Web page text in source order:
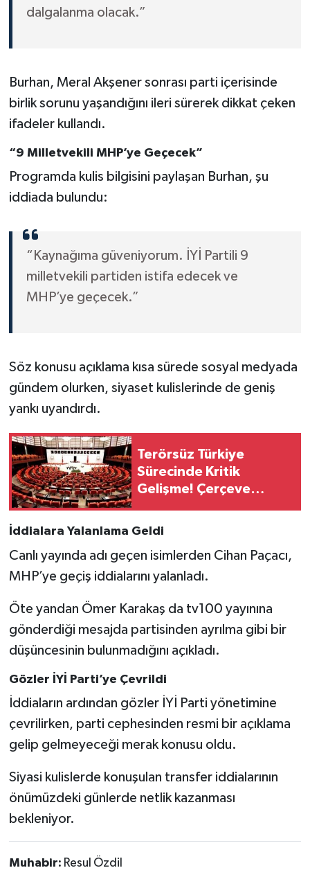
dalgalanma olacak.”
Burhan, Meral Akşener sonrası parti içerisinde
birlik sorunu yaşandığını ileri sürerek dikkat çeken
ifadeler kullandı.
“9 Milletvekili MHP’ye Geçecek”
Programda kulis bilgisini paylaşan Burhan, şu
iddiada bulundu:
“Kaynağıma güveniyorum. İYİ Partili 9
milletvekili partiden istifa edecek ve
MHP’ye geçecek.”
Söz konusu açıklama kısa sürede sosyal medyada
gündem olurken, siyaset kulislerinde de geniş
yankı uyandırdı.
Terörsüz Türkiye
Sürecinde Kritik
Gelişme! Çerçeve
İddialara Yalanlama Geldi
Canlı yayında adı geçen isimlerden Cihan Paçacı,
MHP’ye geçiş iddialarını yalanladı.
Öte yandan Ömer Karakaş da tv100 yayınına
gönderdiği mesajda partisinden ayrılma gibi bir
düşüncesinin bulunmadığını açıkladı.
Gözler İYİ Parti’ye Çevrildi
İddiaların ardından gözler İYİ Parti yönetimine
çevrilirken, parti cephesinden resmi bir açıklama
gelip gelmeyeceği merak konusu oldu.
Siyasi kulislerde konuşulan transfer iddialarının
önümüzdeki günlerde netlik kazanması
bekleniyor.
Muhabir: Resul Özdil